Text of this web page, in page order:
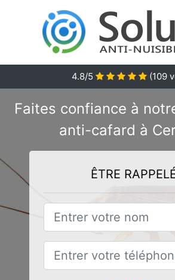
4.8/5 (109
Faites confiance à
anti-cafard à
ÊTRE